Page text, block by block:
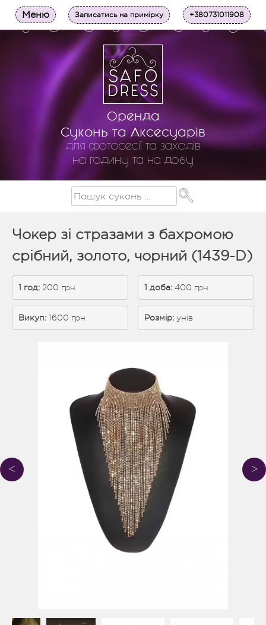
Оренда
Суконь та Аксесуарів
для фотосесії та заходів
на годину та на добу
Меню Записатись на примірку +380731011908
Чокер зі стразами з бахромою
срібний, золото, чорний (1439-D)
1 год: 200 грн 1 доба: 400 грн
Викуп: 1600 грн Розмір: унів